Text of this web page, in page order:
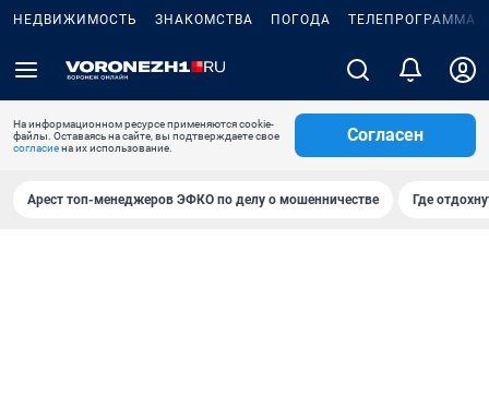
НЕДВИЖИМОСТЬ ЗНАКОМСТВА ПОГОДА ТЕЛЕПРОГРАММА
На информационном ресурсе применяются cookie-
файлы. Оставаясь на сайте, вы подтверждаете свое
согласиена их использование.
Согласен
Арест топ-менеджеров ЭФКО по делу о мошенничестве Где